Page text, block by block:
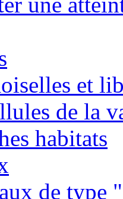
et
de la
habitats
de type